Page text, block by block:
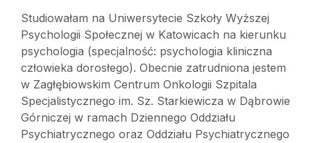
Studiowałam na Uniwersytecie Szkoły Wyższej
Psychologii Społecznej w Katowicach na kierunku
psychologia (specjalność: psychologia kliniczna
człowieka dorosłego). Obecnie zatrudniona jestem
w Zagłębiowskim Centrum Onkologii Szpitala
Specjalistycznego im. Sz. Starkiewicza w Dąbrowie
Górniczej w ramach Dziennego Oddziału
Psychiatrycznego oraz Oddziału Psychiatrycznego